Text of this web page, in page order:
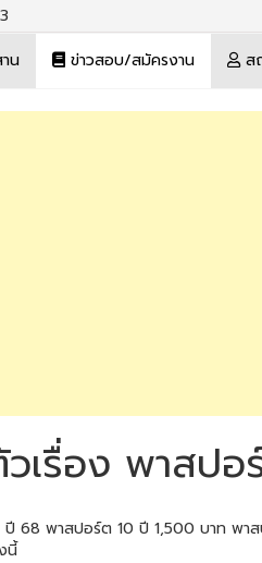
น ข่าวสอบ/สมัครงาน ส
เรื่อง พาสปอ
ปี 68 พาสปอร์ต 10 ปี 1,500 บาท พา
นี้